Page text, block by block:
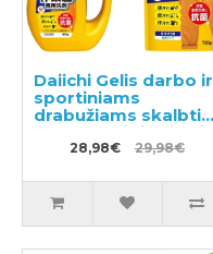
Daiichi Gelis darbo ir
sportiniams
drabužiams skalbti
800ml + užpildymui
720ml28,98€ 29,98€